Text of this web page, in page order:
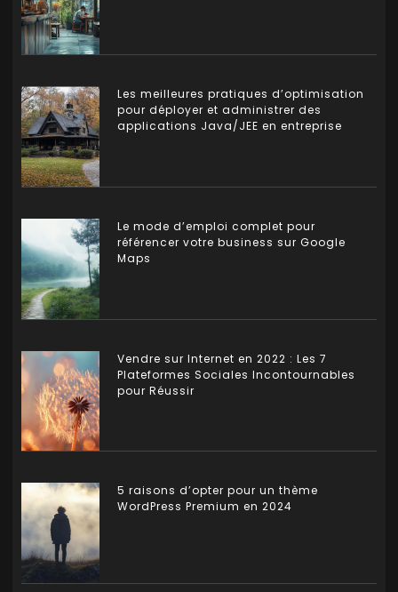
Les meilleures pratiques d’optimisation
pour déployer et administrer des
applications Java/JEE en entreprise
Le mode d’emploi complet pour
référencer votre business sur Google
Maps
Vendre sur Internet en 2022 : Les 7
Plateformes Sociales Incontournables
pour Réussir
5 raisons d’opter pour un thème
WordPress Premium en 2024